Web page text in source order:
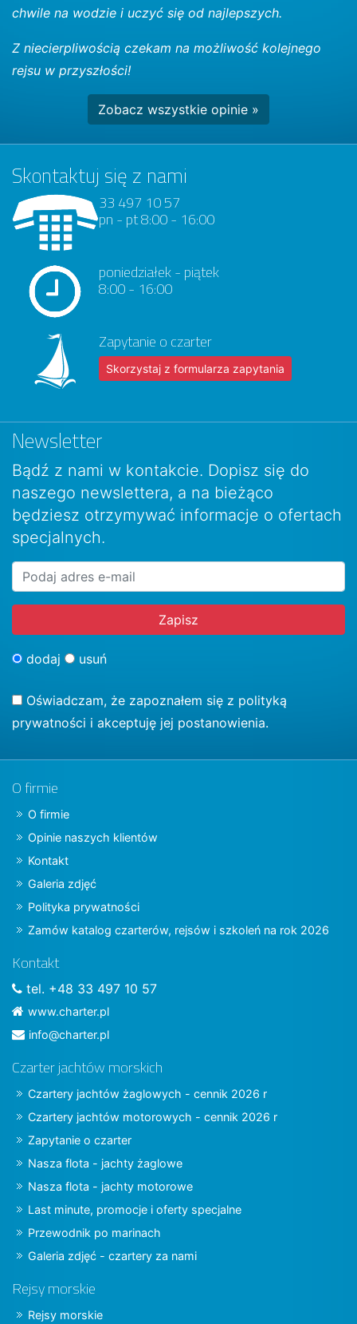
chwile na wodzie i uczyć się od najlepszych.
Z niecierpliwością czekam na możliwość kolejnego
rejsu w przyszłości!
Zobacz wszystkie opinie »
Skontaktuj się z nami
33 497 10 57
pn - pt 8:00 - 16:00
poniedziałek - piątek
8:00 - 16:00
Zapytanie o czarter
Skorzystaj z formularza zapytania
Newsletter
Bądź z nami w kontakcie. Dopisz się do
naszego newslettera, a na bieżąco
będziesz otrzymywać informacje o ofertach
specjalnych.
dodaj usuń
Oświadczam, że zapoznałem się z polityką
prywatności i akceptuję jej postanowienia.
O firmie
O firmie
Opinie naszych klientów
Kontakt
Galeria zdjęć
Polityka prywatności
Zamów katalog czarterów, rejsów i szkoleń na rok 2026
Kontakt
tel. +48 33 497 10 57
www.charter.pl
info@charter.pl
Czarter jachtów morskich
Czartery jachtów żaglowych - cennik 2026 r
Czartery jachtów motorowych - cennik 2026 r
Zapytanie o czarter
Nasza flota - jachty żaglowe
Nasza flota - jachty motorowe
Last minute, promocje i oferty specjalne
Przewodnik po marinach
Galeria zdjęć - czartery za nami
Rejsy morskie
Rejsy morskie